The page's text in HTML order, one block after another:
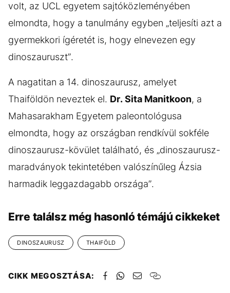
volt, az UCL egyetem sajtóközleményében
elmondta, hogy a tanulmány egyben „teljesíti azt a
gyermekkori ígéretét is, hogy elnevezen egy
dinoszauruszt”.
A nagatitan a 14. dinoszaurusz, amelyet
Thaiföldön neveztek el. Dr. Sita Manitkoon, a
Mahasarakham Egyetem paleontológusa
elmondta, hogy az országban rendkívül sokféle
dinoszaurusz-kövület található, és „dinoszaurusz-
maradványok tekintetében valószínűleg Ázsia
harmadik leggazdagabb országa”.
Erre találsz még hasonló témájú cikkeket
DINOSZAURUSZ THAIFÖLD
CIKK MEGOSZTÁSA: